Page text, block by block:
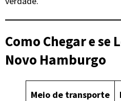
Como Chegar e se
Novo Hamburgo
Meio de transporte